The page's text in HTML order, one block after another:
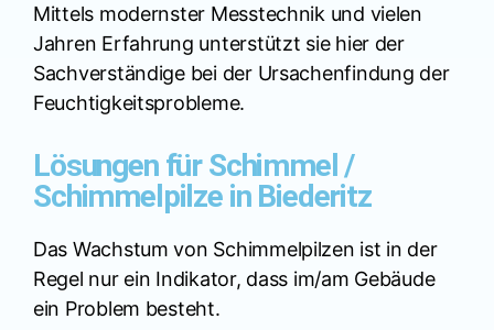
Mittels modernster Messtechnik und vielen
Jahren Erfahrung unterstützt sie hier der
Sachverständige bei der Ursachenfindung der
Feuchtigkeitsprobleme.
Lösungen für Schimmel /
Schimmelpilze in Biederitz
Das Wachstum von Schimmelpilzen ist in der
Regel nur ein Indikator, dass im/am Gebäude
ein Problem besteht.